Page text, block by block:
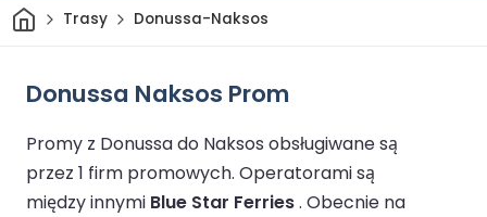
DomTrasy Donussa-Naksos
Donussa Naksos Prom
Promy z Donussa do Naksos obsługiwane są
przez 1 firm promowych. Operatorami są
między innymi Blue Star Ferries. Obecnie na